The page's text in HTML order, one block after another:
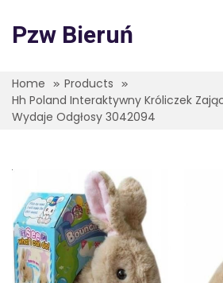
content
Pzw Bieruń
Home
Products
Hh Poland Interaktywny Króliczek
Wydaje Odgłosy 3042094